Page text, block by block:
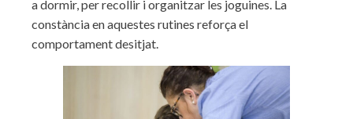
a dormir, per recollir i organitzar les joguines. La
constància en aquestes rutines reforça el
comportament desitjat.